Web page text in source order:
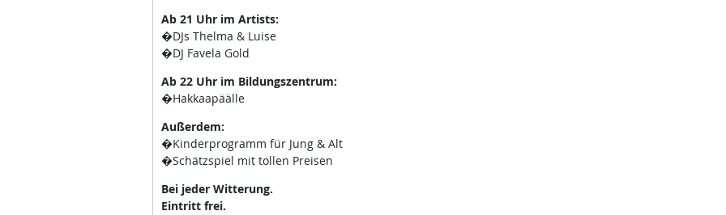
Ab 21 Uhr im Artists:
�DJs Thelma & Luise
�DJ Favela Gold
Ab 22 Uhr im Bildungszentrum:
�Hakkaapäälle
Außerdem:
�Kinderprogramm für Jung & Alt
�Schätzspiel mit tollen Preisen
Bei jeder Witterung.
Eintritt frei.